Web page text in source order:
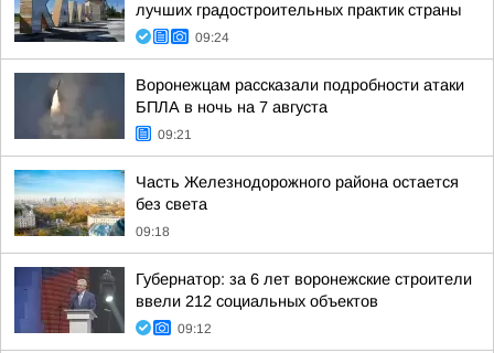
лучших градостроительных практик страны
09:24
Воронежцам рассказали подробности атаки
БПЛА в ночь на 7 августа
09:21
Часть Железнодорожного района остается
без света
09:18
Губернатор: за 6 лет воронежские строители
ввели 212 социальных объектов
09:12